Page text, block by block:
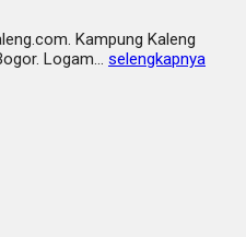
Kampung Kaleng
Logam… selengkapnya